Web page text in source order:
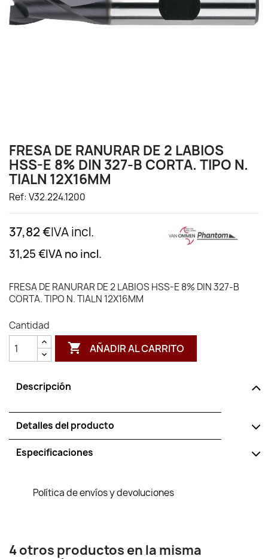
FRESA DE RANURAR DE 2 LABIOS
HSS-E 8% DIN 327-B CORTA. TIPO N.
TIALN 12X16MM
Ref: V32.224.1200
37,82 €IVA incl.
31,25 €IVA no incl.
FRESA DE RANURAR DE 2 LABIOS HSS-E 8% DIN 327-B
CORTA. TIPO N. TIALN 12X16MM
Cantidad
 AÑADIR AL CARRITO
Descripción
Detalles del producto
Especificaciones
Política de envíos y devoluciones
4 otros productos en la misma